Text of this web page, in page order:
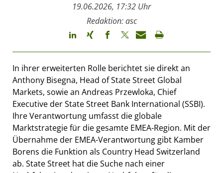
19.06.2026, 17:32 Uhr
Redaktion: asc
In ihrer erweiterten Rolle berichtet sie direkt an
Anthony Bisegna, Head of State Street Global
Markets, sowie an Andreas Przewloka, Chief
Executive der State Street Bank International (SSBI).
Ihre Verantwortung umfasst die globale
Marktstrategie für die gesamte EMEA-Region. Mit der
Übernahme der EMEA-Verantwortung gibt Kamber
Borens die Funktion als Country Head Switzerland
ab. State Street hat die Suche nach einer